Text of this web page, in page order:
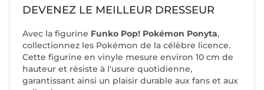
DEVENEZ LE MEILLEUR DRESSEUR
Avec la figurine Funko Pop! Pokémon Ponyta,
collectionnez les Pokémon de la célèbre licence.
Cette figurine en vinyle mesure environ 10 cm de
hauteur et résiste à l'usure quotidienne,
garantissant ainsi un plaisir durable aux fans et aux